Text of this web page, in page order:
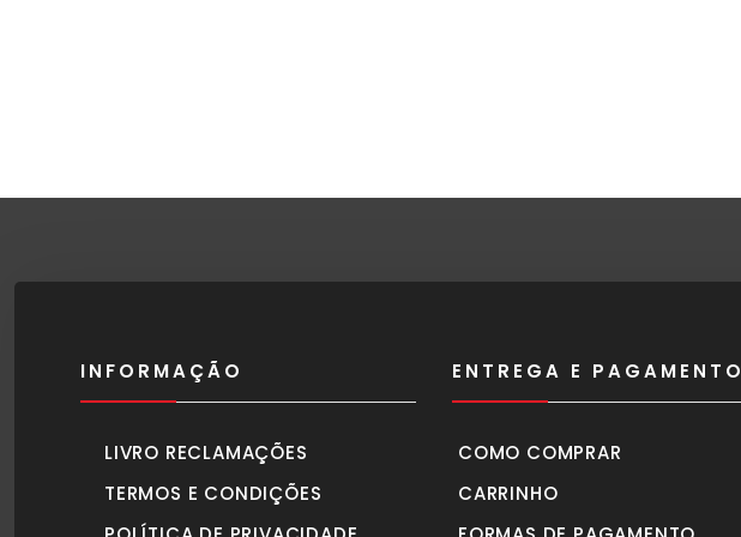
INFORMAÇÃO
LIVRO RECLAMAÇÕES
TERMOS E CONDIÇÕES
ENTREGA E PAGAMENTO
COMO COMPRAR
CARRINHO